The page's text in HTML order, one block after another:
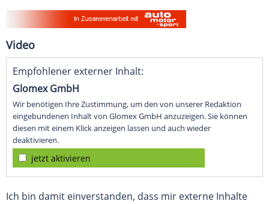
Video
Empfohlener externer Inhalt:
Glomex GmbH
Wir benötigen Ihre Zustimmung, um den von unserer Redaktion
eingebundenen Inhalt von Glomex GmbH anzuzeigen. Sie können
diesen mit einem Klick anzeigen lassen und auch wieder
deaktivieren.
jetzt aktivieren
Ich bin damit einverstanden, dass mir externe Inhalte